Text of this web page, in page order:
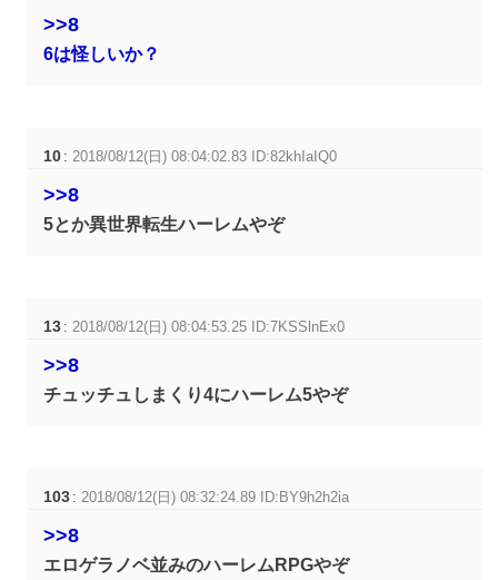
>>8
6は怪しいか？
10 :2018/08/12(日) 08:04:02.83 ID:82khIaIQ0
>>8
5とか異世界転生ハーレムやぞ
13 :2018/08/12(日) 08:04:53.25 ID:7KSSlnEx0
>>8
チュッチュしまくり4にハーレム5やぞ
103 :2018/08/12(日) 08:32:24.89 ID:BY9h2h2ia
>>8
エロゲラノベ並みのハーレムRPGやぞ